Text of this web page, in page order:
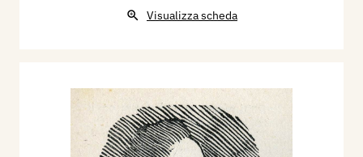
Visualizza scheda